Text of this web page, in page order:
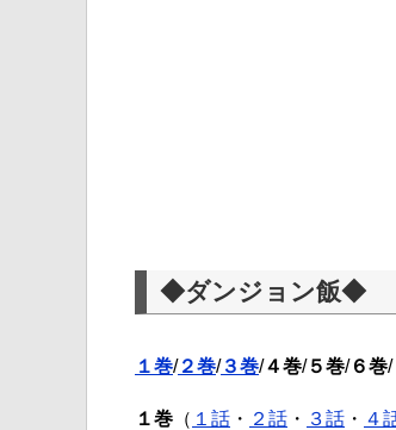
◆ダンジョン飯◆
１巻/２巻/３巻/４巻/５巻/６巻/
１巻 （ １話 ・ ２話 ・ ３話 ・ ４